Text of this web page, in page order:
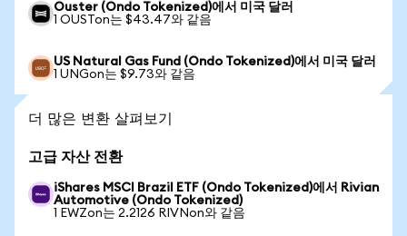
Ouster (Ondo Tokenized)에서 미국 달러
1 OUSTon는 $43.47와 같음
US Natural Gas Fund (Ondo Tokenized)에서 미국 달러
1 UNGon는 $9.73와 같음
더 많은 변환 살펴보기
고급 자산 전환
iShares MSCI Brazil ETF (Ondo Tokenized)에서 Rivian
Automotive (Ondo Tokenized)
1 EWZon는 2.2126 RIVNon와 같음